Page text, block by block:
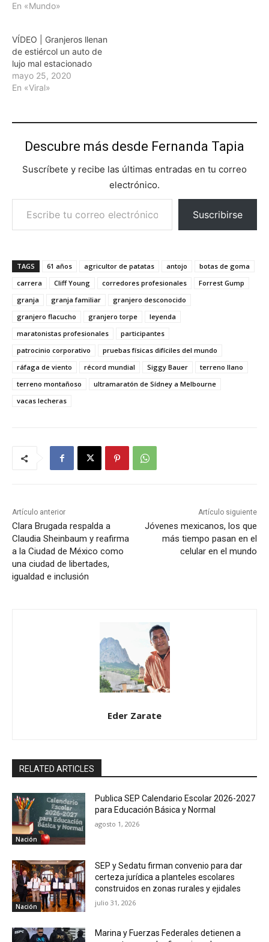
En «Mundo»
VÍDEO | Granjeros llenan
de estiércol un auto de
lujo mal estacionado
mayo 25, 2020
En «Viral»
Descubre más desde Fernanda Tapia
Suscríbete y recibe las últimas entradas en tu correo
electrónico.
Escribe tu correo electrónico…
Suscribirse
TAGS 61 años agricultor de patatas antojo
botas de goma
carrera
Cliff Young corredores profesionales
Forrest Gump
granja
granja familiar
granjero desconocido
granjero flacucho
granjero torpe
leyenda
maratonistas profesionales
participantes
patrocinio corporativo
pruebas físicas difíciles del mundo
ráfaga de viento
récord mundial Siggy Bauer
terreno llano
terreno montañoso
ultramaratón de Sídney a Melbourne
vacas lecheras
Artículo anterior
Clara Brugada respalda a
Claudia Sheinbaum y reafirma
a la Ciudad de México como
una ciudad de libertades,
igualdad e inclusión
Artículo siguiente
Jóvenes mexicanos, los que
más tiempo pasan en el
celular en el mundo
Eder Zarate
RELATED ARTICLES
Nación
Publica SEP Calendario Escolar 2026-2027
para Educación Básica y Normal
agosto 1, 2026
Nación
SEP y Sedatu firman convenio para dar
certeza jurídica a planteles escolares
construidos en zonas rurales y ejidales
julio 31, 2026
Marina y Fuerzas Federales detienen a